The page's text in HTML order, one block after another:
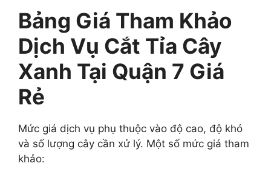
Bảng Giá Tham Khảo
Dịch Vụ Cắt Tỉa Cây
Xanh Tại Quận 7 Giá
Rẻ
Mức giá dịch vụ phụ thuộc vào độ cao, độ khó
và số lượng cây cần xử lý. Một số mức giá tham
khảo: